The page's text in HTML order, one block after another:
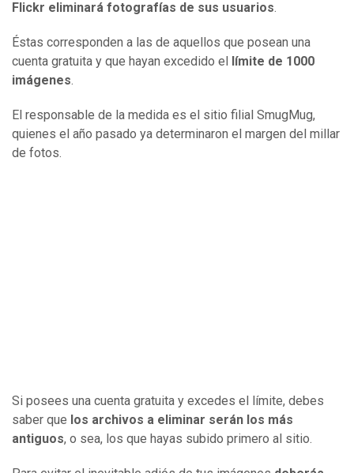
Flickr eliminará fotografías de sus usuarios.
Éstas corresponden a las de aquellos que posean una
cuenta gratuita y que hayan excedido el
límite de 1000
imágenes.
El responsable de la medida es el sitio filial SmugMug,
quienes el año pasado ya determinaron el margen del millar
de fotos.
Si posees una cuenta gratuita y excedes el límite, debes
saber que los archivos a eliminar serán los más
antiguos, o sea, los que hayas subido primero al sitio.